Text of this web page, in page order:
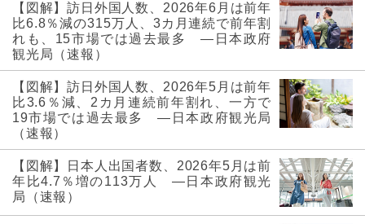
【図解】訪日外国人数、2026年6月は前年
比6.8％減の315万人、3カ月連続で前年割
れも、15市場では過去最多 ―日本政府
観光局（速報）
【図解】訪日外国人数、2026年5月は前年
比3.6％減、2カ月連続前年割れ、一方で
19市場では過去最多 ―日本政府観光局
（速報）
【図解】日本人出国者数、2026年5月は前
年比4.7％増の113万人 ―日本政府観光
局（速報）